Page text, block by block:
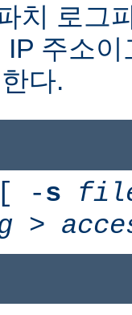
치 로그
주소
다.
-s
>